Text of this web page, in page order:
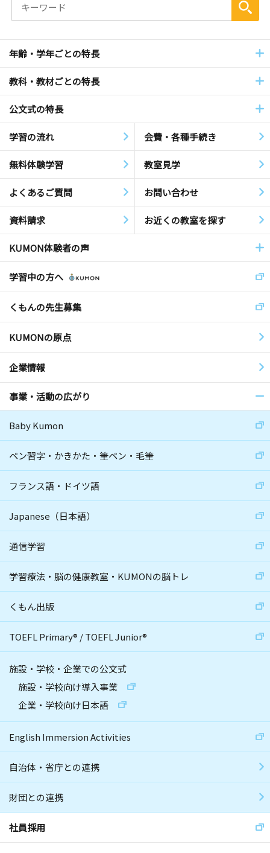
年齢・学年ごとの特長
教科・教材ごとの特長
公文式の特長
学習の流れ 会費・各種手続き
無料体験学習 教室見学
よくあるご質問 お問い合わせ
資料請求 お近くの教室を探す
KUMON体験者の声
学習中の方へ
くもんの先生募集
KUMONの原点
企業情報
事業・活動の広がり
Baby Kumon
ペン習字・かきかた・筆ペン・毛筆
フランス語・ドイツ語
Japanese（日本語）
通信学習
学習療法・脳の健康教室・KUMONの脳トレ
くもん出版
TOEFL Primary® /TOEFL Junior®
施設・学校・企業での公文式
施設・学校向け導入事業
企業・学校向け日本語
English Immersion Activities
自治体・省庁との連携
財団との連携
社員採用